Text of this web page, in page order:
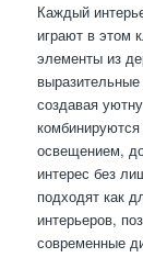
Каждый
играют в этом
элементы из
создавая
освещением,
интерес без
подходят как
интерьеров,
современные